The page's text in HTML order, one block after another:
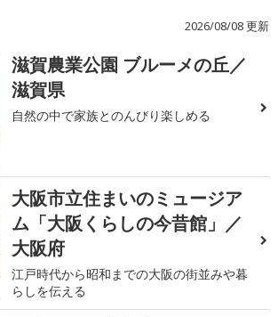
2026/08/08 更新
滋賀農業公園 ブルーメの丘／
滋賀県
自然の中で家族とのんびり楽しめる
大阪市立住まいのミュージア
ム「大阪くらしの今昔館」／
大阪府
江戸時代から昭和までの大阪の街並みや暮
らしを伝える